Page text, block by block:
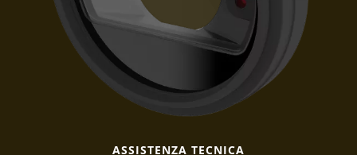
ASSISTENZA TECNICA